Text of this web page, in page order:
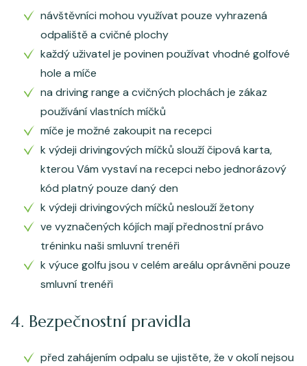
návštěvníci mohou využívat pouze vyhrazená
odpaliště a cvičné plochy
každý uživatel je povinen používat vhodné golfové
hole a míče
na driving range a cvičných plochách je zákaz
používání vlastních míčků
míče je možné zakoupit na recepci
k výdeji drivingových míčků slouží čipová karta,
kterou Vám vystaví na recepci nebo jednorázový
kód platný pouze daný den
k výdeji drivingových míčků neslouží žetony
ve vyznačených kójích mají přednostní právo
tréninku naši smluvní trenéři
k výuce golfu jsou v celém areálu oprávněni pouze
smluvní trenéři
4. Bezpečnostní pravidla
před zahájením odpalu se ujistěte, že v okolí nejsou